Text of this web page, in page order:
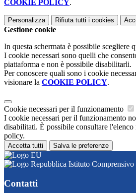
COOKIE POLICY.
Personalizza Rifiuta tutti i cookies
Gestione cookie
In questa schermata è possibile scegliere
I cookie necessari sono quelli che
piattaforma e non è possibile disabilitarli.
Per conoscere quali sono i cookie
visionare la COOKIE POLICY.
Cookie necessari per il funzionamento
I cookie necessari per il funzionamento
disabilitati. È possibile consultare
policy.
Accetta tutti Salva le preferenze
Istituto
Contatti